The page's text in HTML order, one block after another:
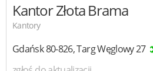
Kantor Złota Brama
Kantory
Gdańsk80-826,Targ Węglowy 27